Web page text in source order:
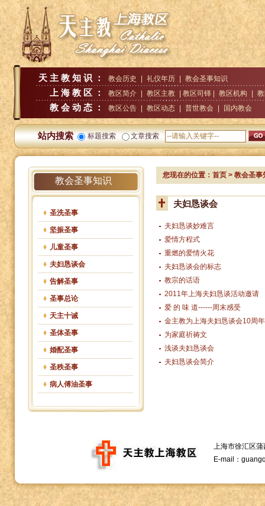
天主教知识： 教会历史 礼仪年历 教会圣事知识
上海教区： 教区简介 教区主教 | 教区司铎 | 教区机构
教会动态： 教区公告 教区动态 普世教会 国内教会
站内搜索 标题搜索 文章搜索
教会圣事知识
圣洗圣事
坚振圣事
儿童圣事
夫妇恳谈会
告解圣事
圣事总论
天主十诫
圣体圣事
婚配圣事
圣秩圣事
病人傅油圣事
您现在的位置：首页 >教会圣事
夫妇恳谈会
夫妇恳谈妙难言
爱情方程式
重燃的爱情火花
夫妇恳谈会的标志
教宗的话语
2011年上海夫妇恳谈活动邀请
爱 的 味 道------周末感受
金主教为上海夫妇恳谈会10周
为家庭祈祷文
浅谈夫妇恳谈会
夫妇恳谈会简介
上海市徐汇区
E-mail：